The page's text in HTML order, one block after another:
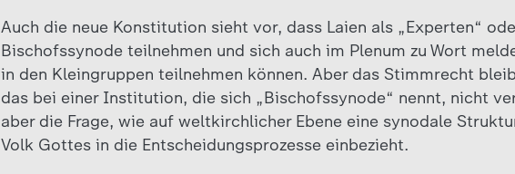
Auch die neue Konstitution sieht vor, dass Laien als „Experten“
Bischofssynode teilnehmen und sich auch im Plenum zu Wort
in den Kleingruppen teilnehmen können. Aber das Stimmrecht
das bei einer Institution, die sich „Bischofssynode“ nennt, nicht
aber die Frage, wie auf weltkirchlicher Ebene eine synodale
Volk Gottes in die Entscheidungsprozesse einbezieht.